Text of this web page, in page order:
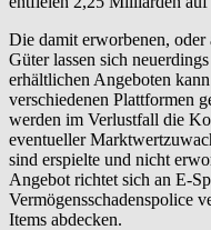
Die damit erworbenen, oder
Güter lassen sich
erhältlichen Angeboten
verschiedenen Plattformen
werden im Verlustfall die
eventueller
sind erspielte und nicht
Angebot richtet sich an E-
Vermögensschadenspolice
Items abdecken.